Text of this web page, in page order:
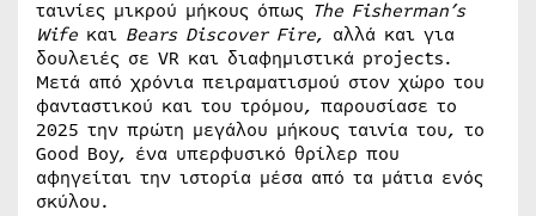
ταινίες μικρού μήκους όπως The Fisherman’s
Wife και Bears Discover Fire, αλλά και για
δουλειές σε VR και διαφημιστικά projects.
Μετά από χρόνια πειραματισμού στον χώρο του
φανταστικού και του τρόμου, παρουσίασε το
2025 την πρώτη μεγάλου μήκους ταινία του, το
Good Boy, ένα υπερφυσικό θρίλερ που
αφηγείται την ιστορία μέσα από τα μάτια ενός
σκύλου.